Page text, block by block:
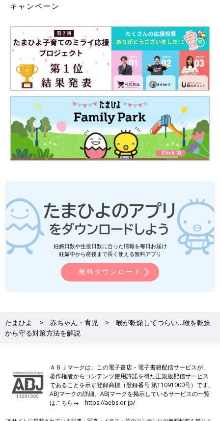
キャンペーン
妊娠日数や生後日数に合った情報を毎日お届け
妊娠中から産後まで長く使える無料アプリ
無料ダウンロード
たまひよ 赤ちゃん・育児
喉が乾燥してつらい…喉を乾燥
から守る対策方法を解説
ＡＢＪマークは、この電子書店・電子書籍配信サービスが、
著作権者からコンテンツ使用許諾を得た正規版配信サービス
であることを示す登録商標（登録番号 第11091000号）です。
ABJマークの詳細、ABJマークを掲示しているサービスの一覧
はこちら→https://aebs.or.jp/